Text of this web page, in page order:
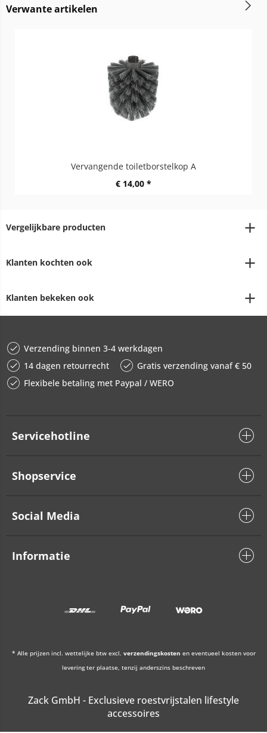
Verwante artikelen
Vervangende toiletborstelkop A
€ 14,00 *
Vergelijkbare producten
Klanten kochten ook
Klanten bekeken ook
Verzending binnen 3-4 werkdagen
14 dagen retourrecht
Gratis verzending vanaf € 50
Flexibele betaling met Paypal / WERO
Servicehotline
Shopservice
Social Media
Informatie
* Alle prijzen incl. wettelijke btw excl. verzendingskosten en eventueel kosten voor
levering ter plaatse, tenzij anderszins beschreven
Zack GmbH - Exclusieve roestvrijstalen lifestyle
accessoires